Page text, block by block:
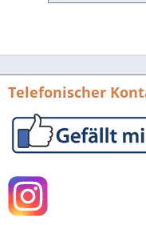
Politik zu
Altmeier
Anspruch
Telefonischer